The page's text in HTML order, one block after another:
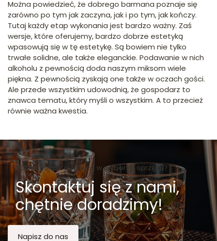
Można powiedzieć, że dobrego barmana poznaje się
zarówno po tym jak zaczyna, jak i po tym, jak kończy.
Tutaj każdy etap wykonania jest bardzo ważny. Zaś
wersje, które oferujemy, bardzo dobrze estetyką
wpasowują się w tę estetykę. Są bowiem nie tylko
trwałe solidne, ale także eleganckie. Podawanie w nich
alkoholu z pewnością doda naszym miksom wiele
piękna. Z pewnością zyskają one także w oczach gości.
Ale przede wszystkim udowodnią, że gospodarz to
znawca tematu, który myśli o wszystkim. A to przecież
równie ważna kwestia.
Potrzebujesz pomocy w wyborze sprzętu?
Skontaktuj się z nami,
chętnie doradzimy!
Napisz do nas